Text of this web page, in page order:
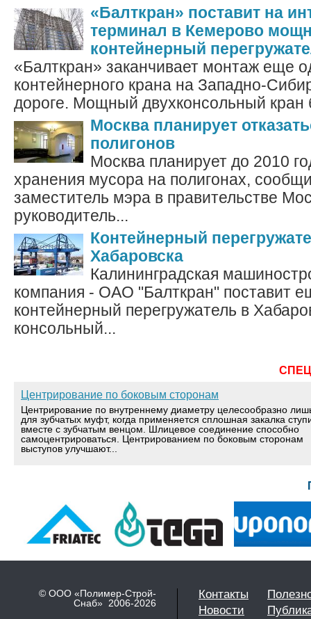
«Балткран» поставит на
терминал в Кемерово
контейнерный
«Балткран» заканчивает монтаж еще
контейнерного крана на Западно-
дороге. Мощный двухконсольный кран
Москва планирует
полигонов
Москва планирует до 2010
хранения мусора на полигонах,
заместитель мэра в правительстве
руководитель...
Контейнерный
Хабаровска
Калининградская
компания - ОАО "Балткран" поставит
контейнерный перегружатель в
консольный...
Центрирование по боковым сторонам
Центрирование по внутреннему диаметру целесообразно
для зубчатых муфт, когда применяется сплошная закалка
вместе с зубчатым венцом. Шлицевое соединение способно
самоцентрироваться. Центрированием по боковым сторонам
выступов улучшают...
© ООО «Полимер-Строй-
Снаб» 2006-2026
Контакты
Новости